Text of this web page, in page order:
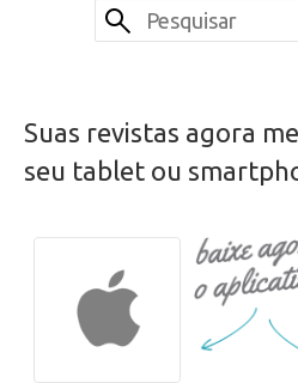
Suas revistas agora
seu tablet ou